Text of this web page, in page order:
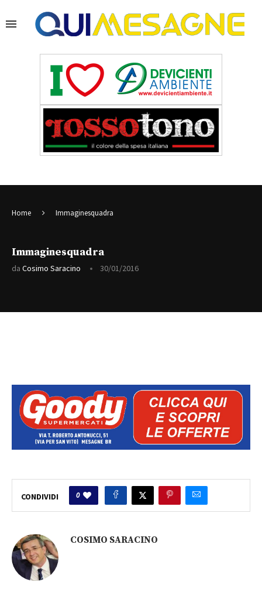
Home Immaginesquadra
Immaginesquadra
da Cosimo Saracino 30/01/2016
CONDIVIDI 0
COSIMO SARACINO